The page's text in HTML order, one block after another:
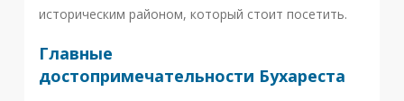
историческим районом, который стоит посетить.
Главные
достопримечательности Бухареста